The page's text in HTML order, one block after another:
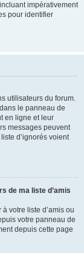
impérativement
pour identifier
utilisateurs du forum.
le panneau de
en ligne et leur
messages peuvent
d’ignorés voient
de ma liste d’amis
votre liste d’amis ou
votre panneau de
depuis cette page